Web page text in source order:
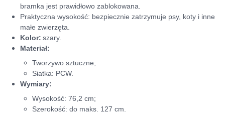
bramka jest prawidłowo zablokowana.
Praktyczna wysokość: bezpiecznie zatrzymuje psy, koty i inne
małe zwierzęta.
Kolor: szary.
Materiał:
Tworzywo sztuczne;
Siatka: PCW.
Wymiary:
Wysokość: 76,2 cm;
Szerokość: do maks. 127 cm.